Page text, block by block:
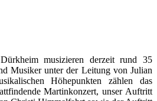
musizieren derzeit rund 35
Musiker unter der Leitung von Julian
Höhepunkten zählen das
Martinkonzert, unser Auftritt